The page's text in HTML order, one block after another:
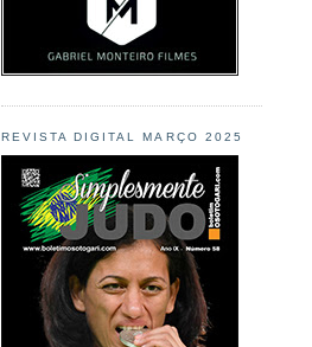
REVISTA DIGITAL MARÇO 2025